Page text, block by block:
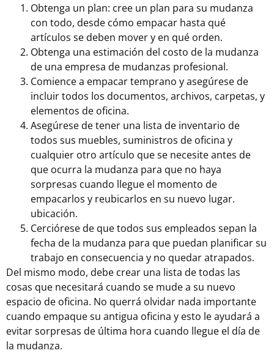
Obtenga un plan: cree un plan para su mudanza
con todo, desde cómo empacar hasta qué
artículos se deben mover y en qué orden.
Obtenga una estimación del costo de la mudanza
de una empresa de mudanzas profesional.
Comience a empacar temprano y asegúrese de
incluir todos los documentos, archivos, carpetas, y
elementos de oficina.
Asegúrese de tener una lista de inventario de
todos sus muebles, suministros de oficina y
cualquier otro artículo que se necesite antes de
que ocurra la mudanza para que no haya
sorpresas cuando llegue el momento de
empacarlos y reubicarlos en su nuevo lugar.
ubicación.
Cerciórese de que todos sus empleados sepan la
fecha de la mudanza para que puedan planificar su
trabajo en consecuencia y no quedar atrapados.
Del mismo modo, debe crear una lista de todas las
cosas que necesitará cuando se mude a su nuevo
espacio de oficina. No querrá olvidar nada importante
cuando empaque su antigua oficina y esto le ayudará a
evitar sorpresas de última hora cuando llegue el día de
la mudanza.